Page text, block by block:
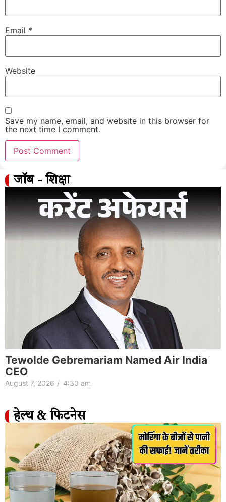
Email *
Website
Save my name, email, and website in this browser for
the next time I comment.
जॉब - शिक्षा
Tewolde Gebremariam Named Air India
CEO
August 7, 2026 / 4:30 am
हेल्थ & फिटनेस